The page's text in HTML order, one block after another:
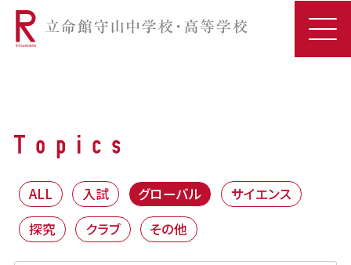
ALL 入試 グローバル
サイエンス
探究
クラブ その他